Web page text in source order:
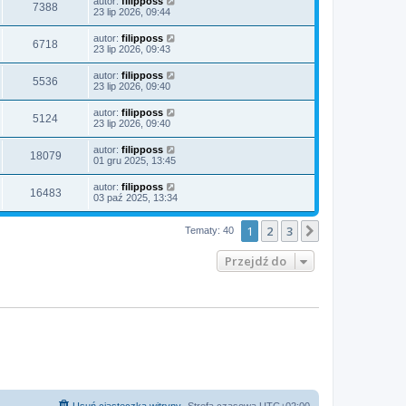
7388
23 lip 2026, 09:44
6718 autor: filipposs
23 lip 2026, 09:43
5536 autor: filipposs
23 lip 2026, 09:40
5124 autor: filipposs
23 lip 2026, 09:40
18079 autor: filipposs
01 gru 2025, 13:45
16483 autor: filipposs
03 paź 2025, 13:34
Tematy: 40 1 2 3
Przejdź do